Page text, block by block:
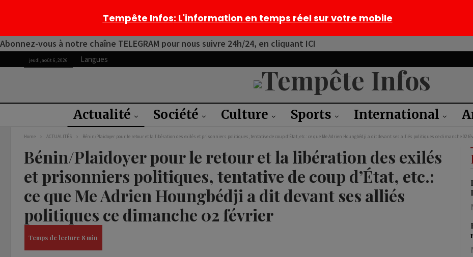
Abonnez-vous à notre chaîne TELEGRAM pour nous suivre 24h/24, en cliquant ICI
jeudi, août 6, 2026 Langues
Actualité Société Culture Sports International
Home ACTUALITÉS Bénin/Plaidoyer pour le retour et la libération des exilés et prisonniers politiques, tentative de coup d’État, etc.: ce que Me Adrien Houngbédji a dit devant ses alliés politiques ce dimanche 02
Bénin/Plaidoyer pour le retour et la libération des exilés
et prisonniers politiques, tentative de coup d’État, etc.:
ce que Me Adrien Houngbédji a dit devant ses alliés
politiques ce dimanche 02 février
Tempête Infos: L'information en temps réel sur votre mobile